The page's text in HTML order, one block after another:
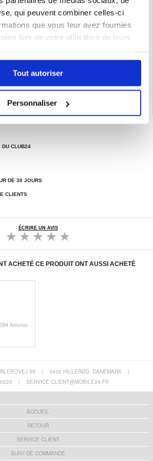
qui peuvent combiner celles-ci
que vous leur avez fournies
lors de votre utilisation de leurs
Tout autoriser
Personnaliser
maintient l'étui bien fermé
téléphone,Coque & Accessoires OnePlus,
DU CLUB24
DE 30 JOURS
CLIENTS
ÉCRIRE UN AVIS
ACHETÉ CE PRODUIT ONT AUSSI ACHETÉ
Antichoc -
59 | 3400 HILLERØD, DANEMARK
|
| SERVICE.CLIENT@MOBILE24.FR
ACCUEIL
RETOUR
SERVICE CLIENT
SUIVI DE COMMANDE